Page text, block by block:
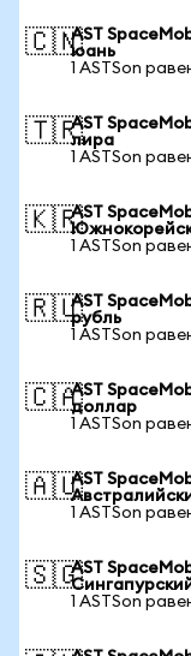
🇨🇳AST
юань
1 ASTSon
🇹🇷AST
лира
1 ASTSon
🇰🇷AST
1 ASTSon
🇷🇺AST
рубль
1 ASTSon
🇨🇦AST
доллар
1 ASTSon
🇦🇺AST
1 ASTSon
🇸🇬AST
1 ASTSon